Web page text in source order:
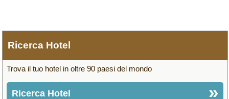
Ricerca Hotel
Trova il tuo hotel in oltre 90 paesi del mondo
Ricerca Hotel